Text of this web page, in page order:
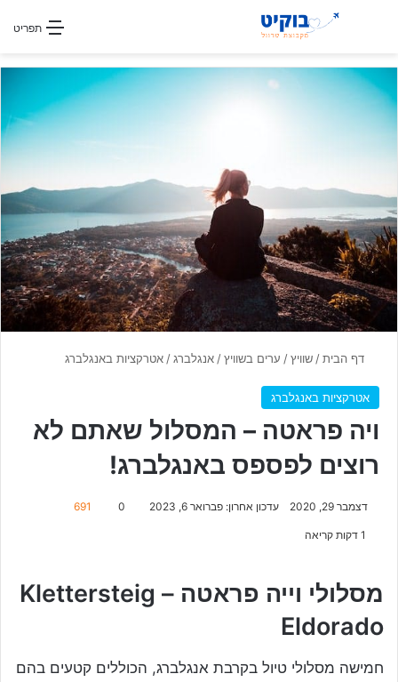
תפריט חפשו עבור
דף הבית/שוויץ/ ערים בשוויץ/אנגלברג/אטרקציות באנגלברג
אטרקציות באנגלברג
ויה פראטה – המסלול שאתם לא
רוצים לפספס באנגלברג!
דצמבר 29, 2020 עדכון אחרון: פברואר 6, 2023 0
691
מסלולי וייה פראטה – Klettersteig
Eldorado
חמישה מסלולי טיול בקרבת אנגלברג, הכוללים קטעים בהם